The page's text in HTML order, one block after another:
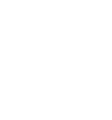
アリー